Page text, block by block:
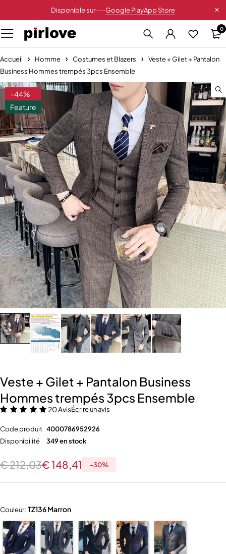
Disponible sur Google PlayApp Store
0
Accueil Homme Costumes et Blazers
Veste + Gilet + Pantalon
Business Hommes trempés 3pcs Ensemble
-44%
Feature
Veste + Gilet + Pantalon Business
Hommes trempés 3pcs Ensemble
20 AvisÉcrire un avis
Code produit 4000786952926
Disponibilité
349 en stock
€212,03€148,41 -30%
Couleur: TZ136 Marron